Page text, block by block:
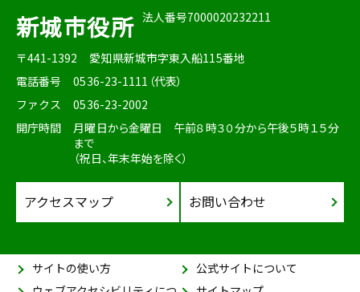
新城市役所 法人番号7000020232211
〒441-1392
愛知県新城市字東入船115番地
電話番号
0536-23-1111（代表）
ファクス
0536-23-2002
開庁時間
月曜日から金曜日 午前８時３０分から午後５時１５分
まで
（祝日、年末年始を除く）
アクセスマップ お問い合わせ
サイトの使い方
公式サイトについて